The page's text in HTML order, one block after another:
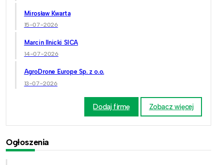
Mirosław Kwarta
15-07-2026
Marcin Ilnicki SICA
14-07-2026
AgroDrone Europe Sp. z o.o.
13-07-2026
Dodaj firmę Zobacz więcej
Ogłoszenia